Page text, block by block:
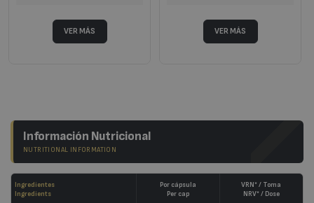
Información Nutricional
NUTRITIONAL INFORMATION
Ingredientes
Ingredients
Por cápsula
Per cap
VRN* / Toma
NRV* / Dose